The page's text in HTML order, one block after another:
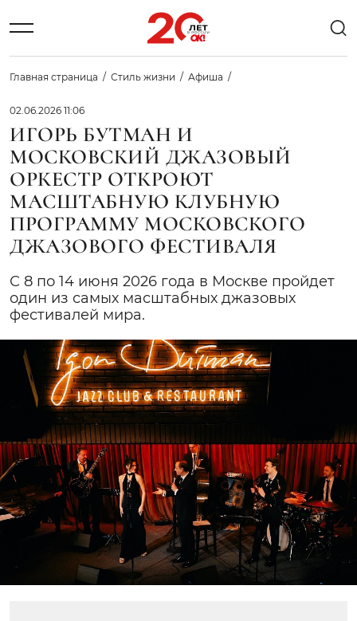
Главная страница Стиль жизни Афиша
02.06.2026 11:06
ИГОРЬ БУТМАН И
МОСКОВСКИЙ ДЖАЗОВЫЙ
ОРКЕСТР ОТКРОЮТ
МАСШТАБНУЮ КЛУБНУЮ
ПРОГРАММУ МОСКОВСКОГО
ДЖАЗОВОГО ФЕСТИВАЛЯ
С 8 по 14 июня 2026 года в Москве пройдет
один из самых масштабных джазовых
фестивалей мира.